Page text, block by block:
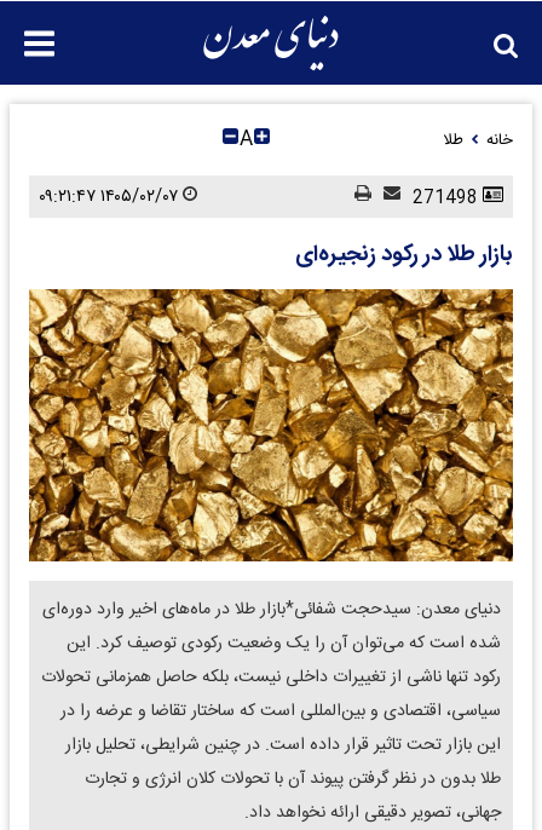
خانه طلا A
بازار طلا در رکود زنجیره‌ای
دنیای معدن: سیدحجت شفائی*بازار طلا در ماه‌های اخیر وارد دوره‌ای
شده است که می‌توان آن را یک وضعیت رکودی توصیف کرد. این
رکود تنها ناشی از تغییرات داخلی نیست، بلکه حاصل همزمانی تحولات
سیاسی، اقتصادی و بین‌المللی است که ساختار تقاضا و عرضه را در
این بازار تحت تاثیر قرار داده است. در چنین شرایطی، تحلیل بازار
طلا بدون در نظر گرفتن پیوند آن با تحولات کلان انرژی و تجارت
جهانی، تصویر دقیقی ارائه نخواهد داد.